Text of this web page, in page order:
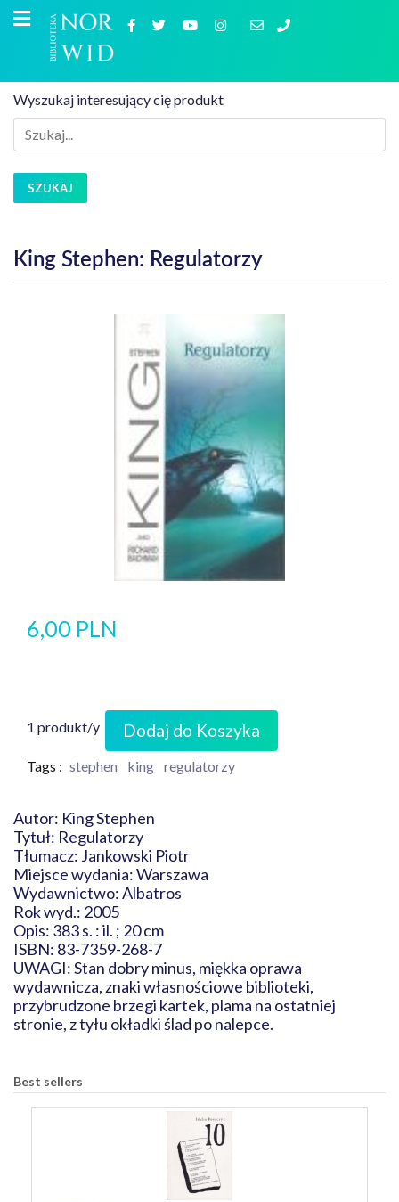
Wyszukaj interesujący cię produkt
SZUKAJ
King Stephen: Regulatorzy
6,00 PLN
1 produkt/y Dodaj do Koszyka
Tags : stephen king regulatorzy
Autor: King Stephen
Tytuł: Regulatorzy
Tłumacz: Jankowski Piotr
Miejsce wydania: Warszawa
Wydawnictwo: Albatros
Rok wyd.: 2005
Opis: 383 s. : il. ; 20 cm
ISBN: 83-7359-268-7
UWAGI: Stan dobry minus, miękka oprawa
wydawnicza, znaki własnościowe biblioteki,
przybrudzone brzegi kartek, plama na ostatniej
stronie, z tyłu okładki ślad po nalepce.
Best sellers